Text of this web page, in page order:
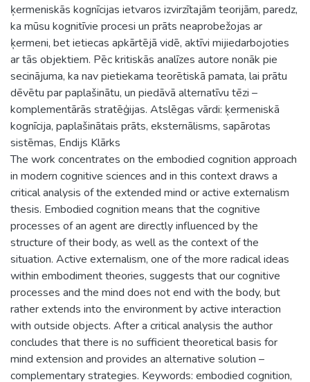
ķermeniskās kognīcijas ietvaros izvirzītajām teorijām, paredz,
ka mūsu kognitīvie procesi un prāts neaprobežojas ar
ķermeni, bet ietiecas apkārtējā vidē, aktīvi mijiedarbojoties
ar tās objektiem. Pēc kritiskās analīzes autore nonāk pie
secinājuma, ka nav pietiekama teorētiskā pamata, lai prātu
dēvētu par paplašinātu, un piedāvā alternatīvu tēzi –
komplementārās stratēģijas. Atslēgas vārdi: ķermeniskā
kognīcija, paplašinātais prāts, eksternālisms, sapārotas
sistēmas, Endijs Klārks
The work concentrates on the embodied cognition approach
in modern cognitive sciences and in this context draws a
critical analysis of the extended mind or active externalism
thesis. Embodied cognition means that the cognitive
processes of an agent are directly influenced by the
structure of their body, as well as the context of the
situation. Active externalism, one of the more radical ideas
within embodiment theories, suggests that our cognitive
processes and the mind does not end with the body, but
rather extends into the environment by active interaction
with outside objects. After a critical analysis the author
concludes that there is no sufficient theoretical basis for
mind extension and provides an alternative solution –
complementary strategies. Keywords: embodied cognition,